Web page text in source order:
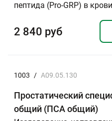
пептида (Pro-GRP) в
2 840 руб
1003 / A09.05.130
Простатический
общий (ПСА общий)